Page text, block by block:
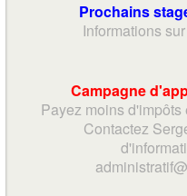
Prochains
Informations
Campagne
Payez moins
Contactez
adminis